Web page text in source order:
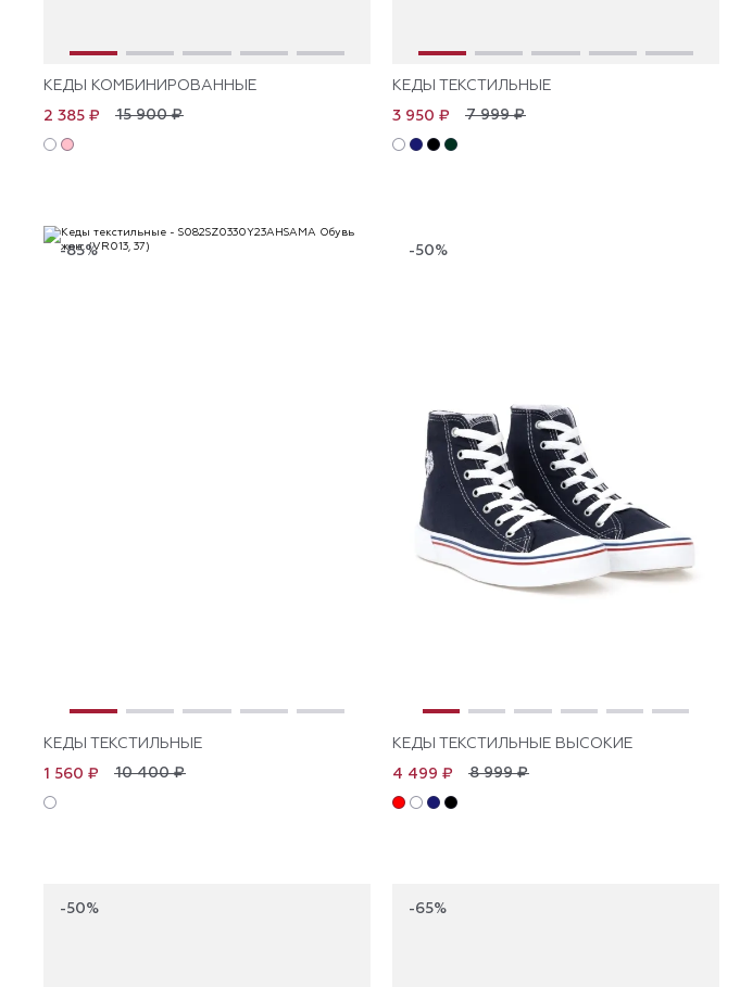
КЕДЫ КОМБИНИРОВАННЫЕ
15 900 ₽
2 385 ₽
КЕДЫ ТЕКСТИЛЬНЫЕ
7 999 ₽
3 950 ₽
-85%
КЕДЫ ТЕКСТИЛЬНЫЕ
10 400 ₽
1 560 ₽
-50%
КЕДЫ ТЕКСТИЛЬНЫЕ ВЫСОКИЕ
8 999 ₽
4 499 ₽
-50% -65%